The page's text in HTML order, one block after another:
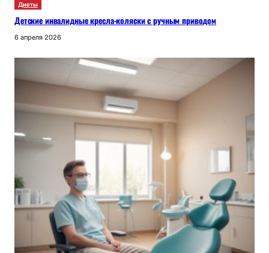
Диеты
Детские инвалидные кресла-коляски с ручным приводом
6 апреля 2026